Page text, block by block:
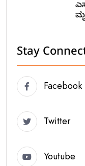
Stay
Facebook
Twitter
Youtube